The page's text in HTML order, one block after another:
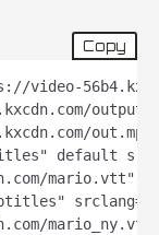
Copy
video-
default
mario.vtt"